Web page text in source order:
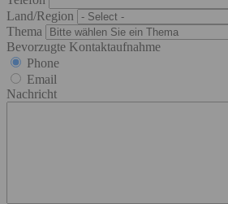
Land/Region
Thema
Bevorzugte Kontaktaufnahme
Phone
Email
Nachricht